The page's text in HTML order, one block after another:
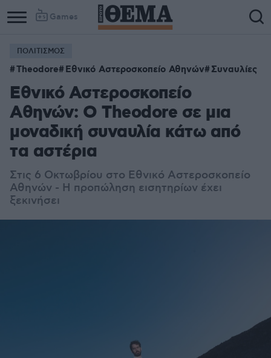
Games
ΠΟΛΙΤΙΣΜΟΣ
Theodore Εθνικό Αστεροσκοπείο Αθηνών Συναυλίες
Εθνικό Αστεροσκοπείο
Αθηνών: Ο Theodore σε μια
μοναδική συναυλία κάτω από
τα αστέρια
Στις 6 Οκτωβρίου στο Eθνικό Αστεροσκοπείο
Αθηνών - Η προπώληση εισητηρίων έχει
ξεκινήσει